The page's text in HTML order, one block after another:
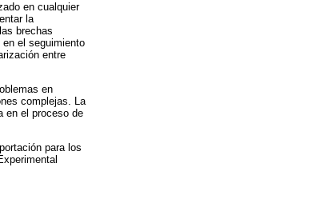
en cualquier
la
brechas
el seguimiento
entre
en
complejas. La
en el proceso de
para los